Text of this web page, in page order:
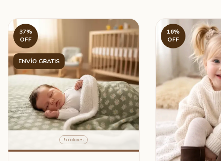
37%
OFF
ENVÍO GRATIS
5 colores
16%
OFF